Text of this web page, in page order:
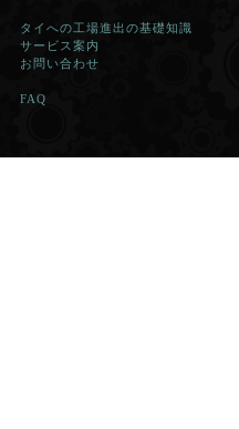
タイへの工場進出の基礎知識
サービス案内
お問い合わせ
FAQ